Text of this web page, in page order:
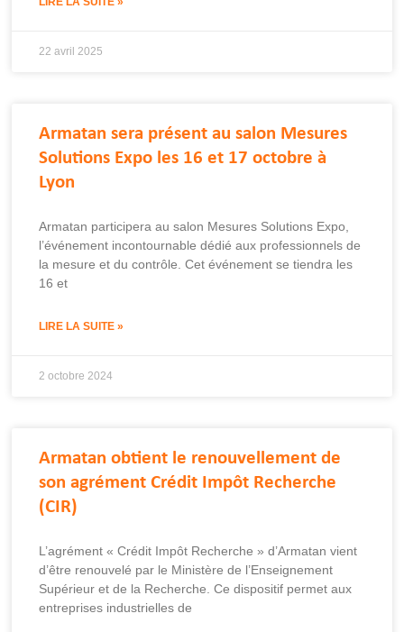
22 avril 2025
Armatan sera présent au salon Mesures
Solutions Expo les 16 et 17 octobre à
Lyon
Armatan participera au salon Mesures Solutions Expo,
l’événement incontournable dédié aux professionnels de
la mesure et du contrôle. Cet événement se tiendra les
16 et
LIRE LA SUITE »
2 octobre 2024
Armatan obtient le renouvellement de
son agrément Crédit Impôt Recherche
(CIR)
L’agrément « Crédit Impôt Recherche » d’Armatan vient
d’être renouvelé par le Ministère de l’Enseignement
Supérieur et de la Recherche. Ce dispositif permet aux
entreprises industrielles de